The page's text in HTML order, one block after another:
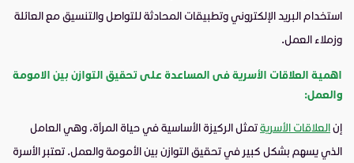
استخدام البريد الإلكتروني وتطبيقات المحادثة للتواصل والتنسيق مع العائلة
وزملاء العمل.
اهمية العلاقات الأسرية فى المساعدة على تحقيق التوازن بين الامومة
والعمل:
إنالعلاقات الأسريةتمثل الركيزة الأساسية في حياة المرأة، وهي العامل
الذي يسهم بشكل كبير في تحقيق التوازن بين الأمومة والعمل. تعتبر الأسرة